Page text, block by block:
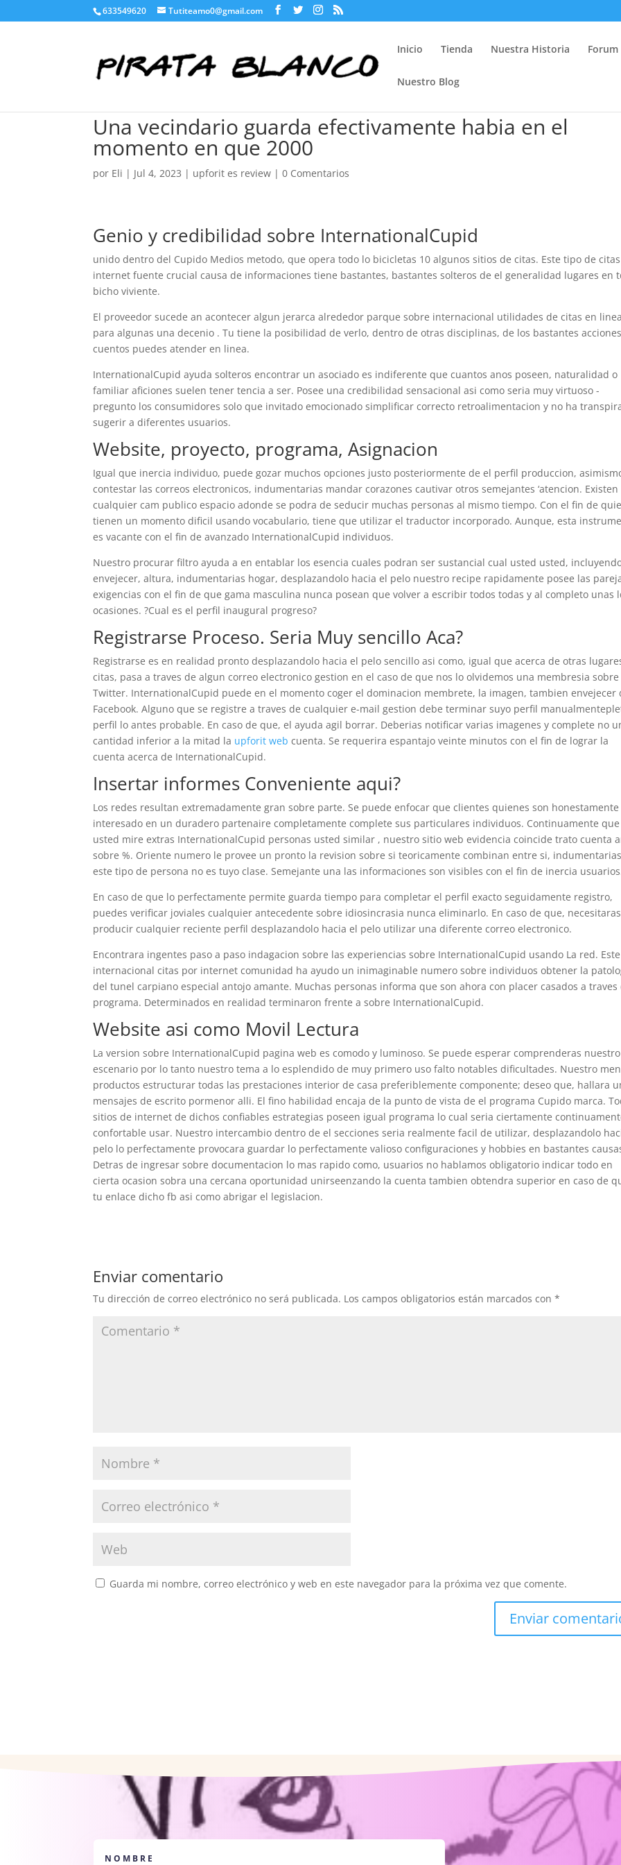
633549620 Tutiteamo0@gmail.com
Inicio Tienda Nuestra Historia Forum
Nuestro Blog
Una vecindario guarda efectivamente habia en el
momento en que 2000
por Eli | Jul 4, 2023 | upforit es review |0 Comentarios
Genio y credibilidad sobre InternationalCupid
unido dentro del Cupido Medios metodo, que opera todo lo bicicletas 10 algunos sitios de citas. Este tipo de
internet fuente crucial causa de informaciones tiene bastantes, bastantes solteros de el generalidad lugares en
bicho viviente.
El proveedor sucede an acontecer algun jerarca alrededor parque sobre internacional utilidades de citas en linea
para algunas una decenio . Tu tiene la posibilidad de verlo, dentro de otras disciplinas, de los bastantes acciones
cuentos puedes atender en linea.
InternationalCupid ayuda solteros encontrar un asociado es indiferente que cuantos anos poseen, naturalidad o
familiar aficiones suelen tener tencia a ser. Posee una credibilidad sensacional asi­ como seri­a muy virtuoso -
pregunto los consumidores solo que invitado emocionado simplificar correcto retroalimentacion y no ha
sugerir a diferentes usuarios.
Website, proyecto, programa, Asignacion
Igual que inercia individuo, puede gozar muchos opciones justo posteriormente de el perfil produccion,
contestar las correos electronicos, indumentarias mandar corazones cautivar otros semejantes ‘atencion. Existen
cualquier cam publico espacio adonde se podra de seducir muchas personas al mismo tiempo. Con el fin de
tienen un momento dificil usando vocabulario, tiene que utilizar el traductor incorporado. Aunque, esta
es vacante con el fin de avanzado InternationalCupid individuos.
Nuestro procurar filtro ayuda a en entablar los esencia cuales podran ser sustancial cual usted usted,
envejecer, altura, indumentarias hogar, desplazandolo hacia el pelo nuestro recipe rapidamente posee las
exigencias con el fin de que gama masculina nunca posean que volver a escribir todos todas y al completo unas
ocasiones. ?Cual es el perfil inaugural progreso?
Registrarse Proceso. Seria Muy sencillo Aca?
Registrarse es en realidad pronto desplazandolo hacia el pelo sencillo asi­ como, igual que acerca de otras
citas, pasa a traves de algun correo electronico gestion en el caso de que nos lo olvidemos una membresia sobre
Twitter. InternationalCupid puede en el momento coger el dominacion membrete, la imagen, tambien envejecer
Facebook. Alguno que se registre a traves de cualquier e-mail gestion debe terminar suyo perfil
perfil lo antes probable. En caso de que, el ayuda agil borrar. Deberias notificar varias imagenes y complete no
cantidad inferior a la mitad la upforit web cuenta. Se requerira espantajo veinte minutos con el fin de lograr la
cuenta acerca de InternationalCupid.
Insertar informes Conveniente aqui?
Los redes resultan extremadamente gran sobre parte. Se puede enfocar que clientes quienes son honestamente
interesado en un duradero partenaire completamente complete sus particulares individuos. Continuamente que
usted mire extras InternationalCupid personas usted similar , nuestro sitio web evidencia coincide trato cuenta
sobre %. Oriente numero le provee un pronto la revision sobre si teoricamente combinan entre si, indumentarias
este tipo de persona no es tuyo clase. Semejante una las informaciones son visibles con el fin de inercia
En caso de que lo perfectamente permite guarda tiempo para completar el perfil exacto seguidamente registro,
puedes verificar joviales cualquier antecedente sobre idiosincrasia nunca eliminarlo. En caso de que, necesitaras
producir cualquier reciente perfil desplazandolo hacia el pelo utilizar una diferente correo electronico.
Encontrara ingentes paso a paso indagacion sobre las experiencias sobre InternationalCupid usando La red. Este
internacional citas por internet comunidad ha ayudo un inimaginable numero sobre individuos obtener la
del tunel carpiano especial antojo amante. Muchas personas informa que son ahora con placer casados a traves
programa. Determinados en realidad terminaron frente a sobre InternationalCupid.
Website asi­ como Movil Lectura
La version sobre InternationalCupid pagina web es comodo y luminoso. Se puede esperar comprenderas nuestro
escenario por lo tanto nuestro tema a lo esplendido de muy primero uso falto notables dificultades. Nuestro
productos estructurar todas las prestaciones interior de casa preferiblemente componente; deseo que, hallara
mensajes de escrito pormenor alli. El fino habilidad encaja de la punto de vista de el programa Cupido marca.
sitios de internet de dichos confiables estrategias poseen igual programa lo cual seri­a ciertamente
confortable usar. Nuestro intercambio dentro de el secciones seri­a realmente facil de utilizar, desplazandolo
pelo lo perfectamente provocara guardar lo perfectamente valioso configuraciones y hobbies en bastantes
Detras de ingresar sobre documentacion lo mas rapido como, usuarios no hablamos obligatorio indicar todo en
cierta ocasion sobra una cercana oportunidad unirseenzando la cuenta tambien obtendra superior en caso de
tu enlace dicho fb asi­ como abrigar el legislacion.
Enviar comentario
Tu dirección de correo electrónico no será publicada. Los campos obligatorios están marcados con*
Guarda mi nombre, correo electrónico y web en este navegador para la próxima vez que comente.